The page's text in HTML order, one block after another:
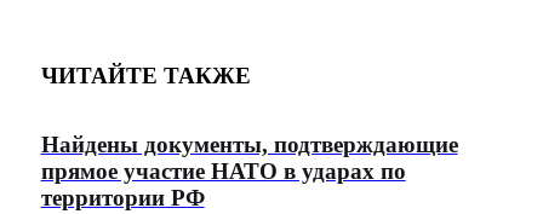
ЧИТАЙТЕ ТАКЖЕ
Найдены документы, подтверждающие
прямое участие НАТО в ударах по
территории РФ